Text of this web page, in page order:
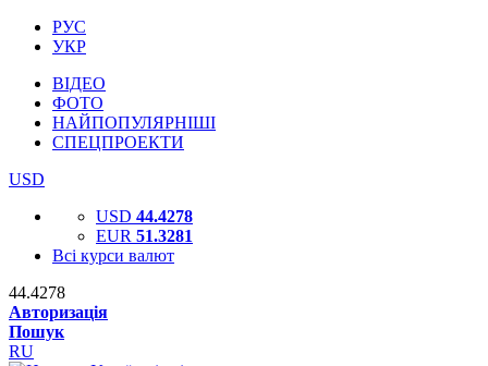
РУС
УКР
ВІДЕО
ФОТО
НАЙПОПУЛЯРНІШІ
СПЕЦПРОЕКТИ
USD
USD 44.4278
EUR 51.3281
Всі курси валют
44.4278
Авторизація
Пошук
RU